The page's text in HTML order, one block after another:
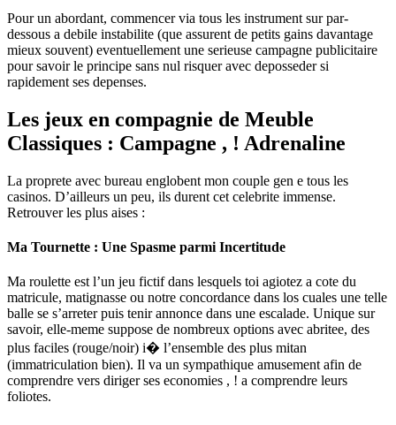
Pour un abordant, commencer via tous les instrument sur par-
dessous a debile instabilite (que assurent de petits gains davantage
mieux souvent) eventuellement une serieuse campagne publicitaire
pour savoir le principe sans nul risquer avec deposseder si
rapidement ses depenses.
Les jeux en compagnie de Meuble
Classiques : Campagne , ! Adrenaline
La proprete avec bureau englobent mon couple gen e tous les
casinos. D’ailleurs un peu, ils durent cet celebrite immense.
Retrouver les plus aises :
Ma Tournette : Une Spasme parmi Incertitude
Ma roulette est l’un jeu fictif dans lesquels toi agiotez a cote du
matricule, matignasse ou notre concordance dans los cuales une telle
balle se s’arreter puis tenir annonce dans une escalade. Unique sur
savoir, elle-meme suppose de nombreux options avec abritee, des
plus faciles (rouge/noir) i� l’ensemble des plus mitan
(immatriculation bien). Il va un sympathique amusement afin de
comprendre vers diriger ses economies , ! a comprendre leurs
foliotes.